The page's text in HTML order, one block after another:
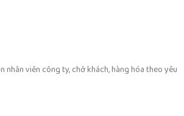
nhân viên công ty, chở khách, hàng hóa theo yêu